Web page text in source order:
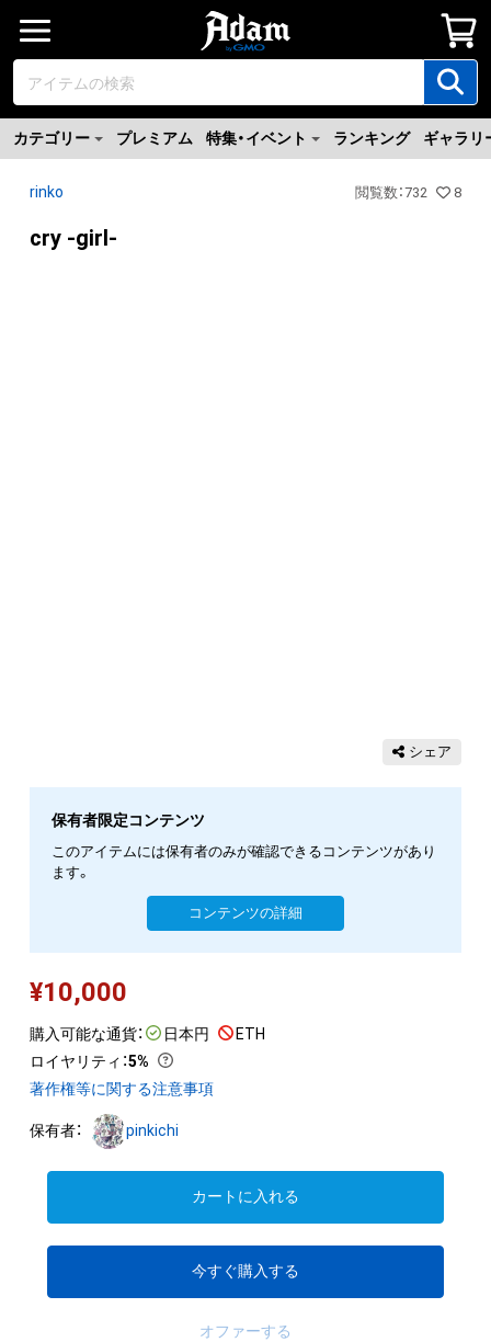
カテゴリー プレミアム 特集・イベント ランキング ギャラリ
rinko 閲覧数 ：732 8
cry -girl-
シェア
保有者限定コンテンツ
このアイテムには保有者のみが確認できるコンテンツがあり
ます。
コンテンツの詳細
¥10,000
購入可能な通貨： 日本円
ETH
ロイヤリティ ：5%
著作権等に関する注意事項
保有者： pinkichi
カートに入れる
今すぐ購入する
オファーする